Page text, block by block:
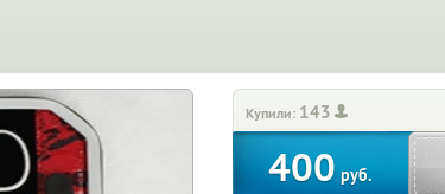
Купили: 143
400 руб.